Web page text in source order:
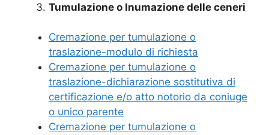
Tumulazione o Inumazione delle ceneri
Cremazione per tumulazione o
traslazione-modulo di richiesta
Cremazione per tumulazione o
traslazione-dichiarazione sostitutiva di
certificazione e/o atto notorio da coniuge
o unico parente
Cremazione per tumulazione o